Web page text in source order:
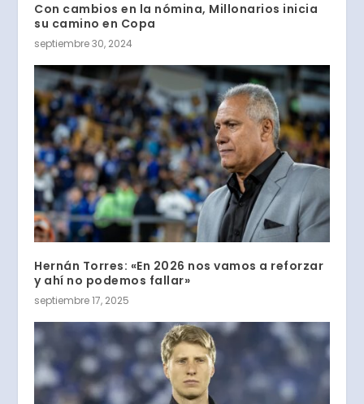
Con cambios en la nómina, Millonarios inicia
su camino en Copa
septiembre 30, 2024
Hernán Torres: «En 2026 nos vamos a reforzar
y ahí no podemos fallar»
septiembre 17, 2025